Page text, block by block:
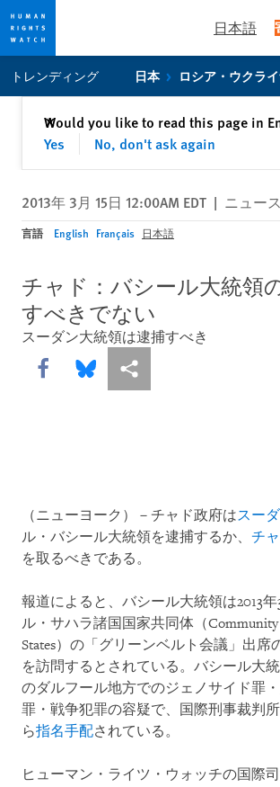
privacy
content
日本語
トレンディング 日本 ロシア・ウクラ
Would you like to read this page in
Yes
No, don't ask again
✕閉じる
2013年 3月 15日 12:00AM EDT | ニュー
言語 English Français 日本語
チャド：バシール大統
すべきでない
スーダン大統領は逮捕すべき
Share this via Facebook
Share this via Bluesky
More sharing options
（ニューヨーク）－チャド政府はスー
ル・バシール大統領を逮捕するか、 チ
を取るべきである。
報道によると、バシール大統領は2013年
ル・サハラ諸国国家共同体（Community
States）の「グリーンベルト会議」出席
を訪問するとされている。バシール大
のダルフール地方でのジェノサイド罪
罪・戦争犯罪の容疑で、国際刑事裁判
ら指名手配されている。
ヒューマン・ライツ・ウォッチの国際